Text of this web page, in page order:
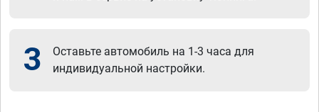
3
Оставьте автомобиль на 1-3 часа для
индивидуальной настройки.